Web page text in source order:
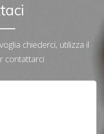
chiederci, utilizza il
contattarci